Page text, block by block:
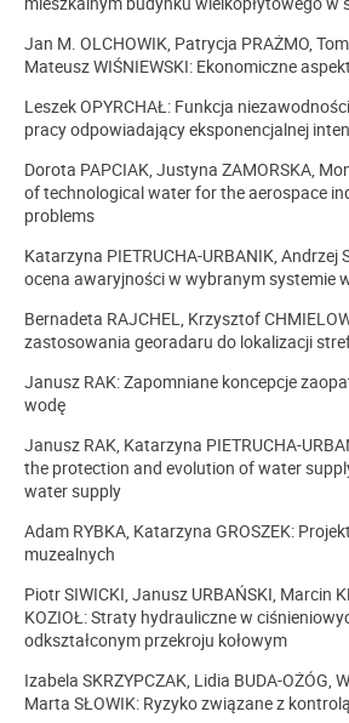
Jan M. OLCHOWIK, Patrycja PRAŻMO,
Mateusz WIŚNIEWSKI: Ekonomiczne
Leszek OPYRCHAŁ: Funkcja
pracy odpowiadający eksponencjalnej
Dorota PAPCIAK, Justyna ZAMORSKA,
of technological water for the aerospace
problems
Katarzyna PIETRUCHA-URBANIK, Andrzej
ocena awaryjności w wybranym systemie
Bernadeta RAJCHEL, Krzysztof
zastosowania georadaru do lokalizacji
Janusz RAK: Zapomniane koncepcje
wodę
Janusz RAK, Katarzyna PIETRUCHA-
the protection and evolution of water
water supply
Adam RYBKA, Katarzyna GROSZEK:
muzealnych
Piotr SIWICKI, Janusz URBAŃSKI, Marcin
KOZIOŁ: Straty hydrauliczne w
odkształconym przekroju kołowym
Izabela SKRZYPCZAK, Lidia BUDA-OŻÓG,
Marta SŁOWIK: Ryzyko związane z